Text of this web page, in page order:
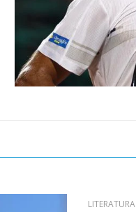
LITERATURA